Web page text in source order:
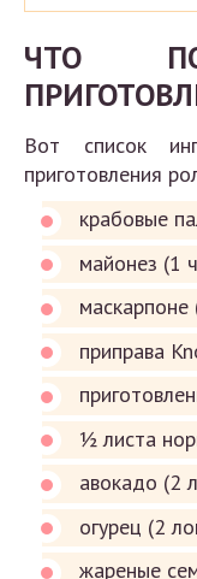
ЧТО
Вот список
приготовления
крабовые
майонез (1
приправа
½ листа
авокадо (2
огурец (2
жареные